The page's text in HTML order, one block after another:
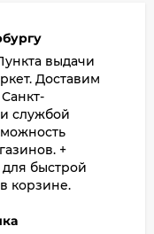
выдачи
Доставим
службой
+
быстрой
корзине.